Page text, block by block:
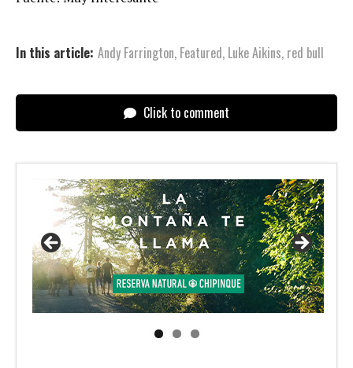
In this article: Andy Farrington, Featured, Luke Aikins, red bull
Click to comment